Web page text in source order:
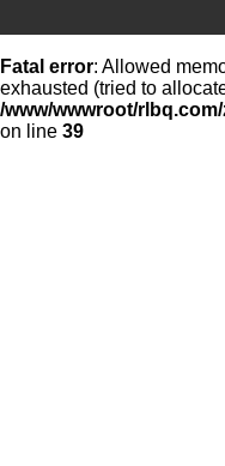
Fatal error: Allowed
exhausted (tried to
/www/wwwroot/
on line 39